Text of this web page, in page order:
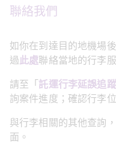
聯絡我們
如你在到達目的地機場
過此處聯絡當地的行李
請至「 託運行李延誤追蹤
詢案件進度；確認行李
與行李相關的其他查詢
面。